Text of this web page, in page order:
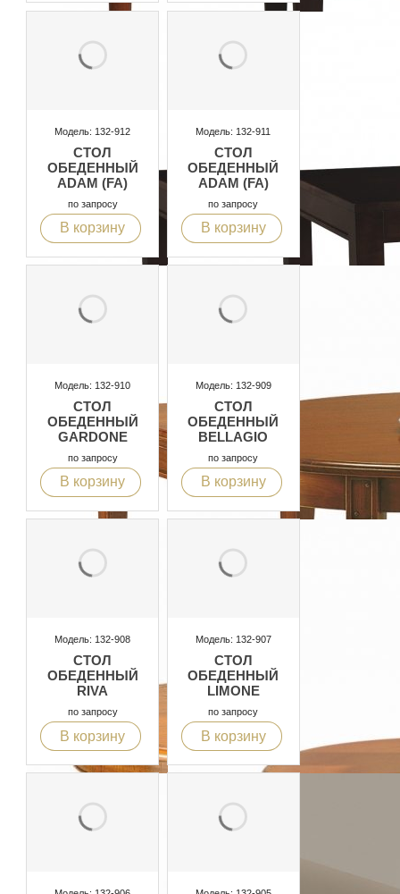
Модель: 132-912
СТОЛ
ОБЕДЕННЫЙ
ADAM (FA)
по запросу
В корзину
Модель: 132-911
СТОЛ
ОБЕДЕННЫЙ
ADAM (FA)
по запросу
В корзину
Модель: 132-910
СТОЛ
ОБЕДЕННЫЙ
GARDONE
по запросу
В корзину
Модель: 132-909
СТОЛ
ОБЕДЕННЫЙ
BELLAGIO
по запросу
В корзину
Модель: 132-908
СТОЛ
ОБЕДЕННЫЙ
RIVA
по запросу
В корзину
Модель: 132-907
СТОЛ
ОБЕДЕННЫЙ
LIMONE
по запросу
В корзину